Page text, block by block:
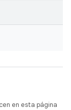
en esta página